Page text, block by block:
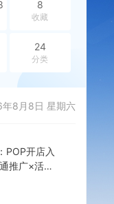
8
收藏
24
分类
8月8日 星期六
POP开店入
推广×活动